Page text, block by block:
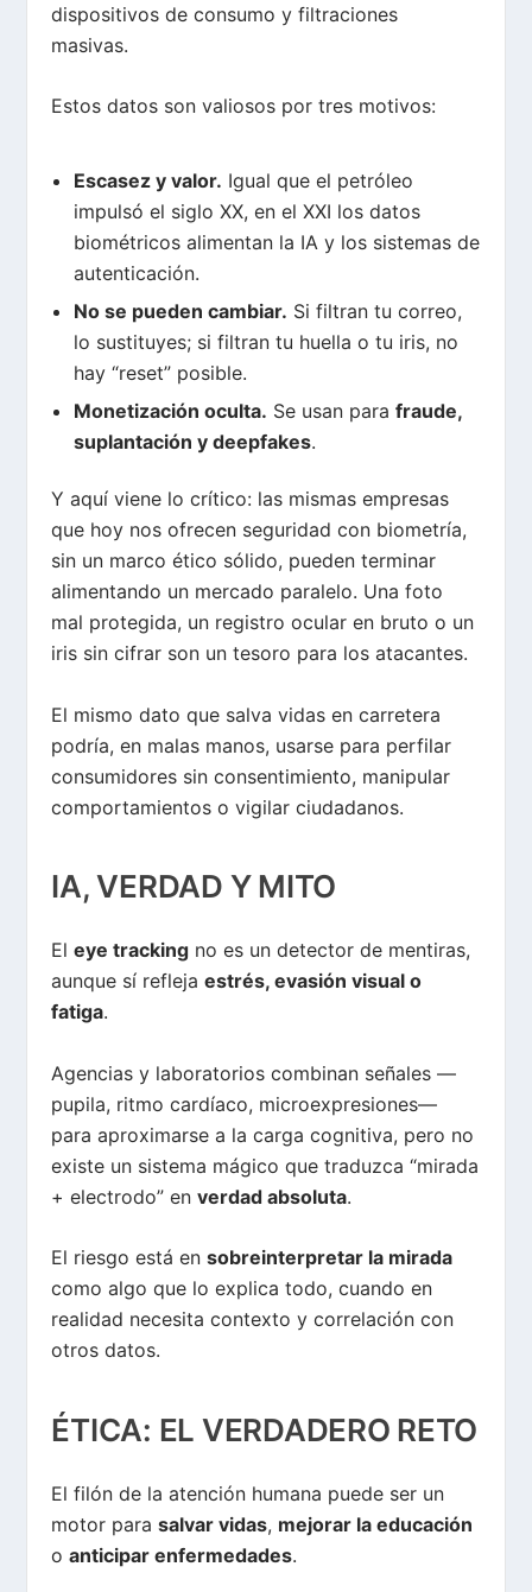
dispositivos de consumo y filtraciones
masivas.
Estos datos son valiosos por tres motivos:
Escasez y valor. Igual que el petróleo
impulsó el siglo XX, en el XXI los datos
biométricos alimentan la IA y los sistemas de
autenticación.
No se pueden cambiar. Si filtran tu correo,
lo sustituyes; si filtran tu huella o tu iris, no
hay “reset” posible.
Monetización oculta. Se usan para fraude,
suplantación y deepfakes.
Y aquí viene lo crítico: las mismas empresas
que hoy nos ofrecen seguridad con biometría,
sin un marco ético sólido, pueden terminar
alimentando un mercado paralelo. Una foto
mal protegida, un registro ocular en bruto o un
iris sin cifrar son un tesoro para los atacantes.
El mismo dato que salva vidas en carretera
podría, en malas manos, usarse para perfilar
consumidores sin consentimiento, manipular
comportamientos o vigilar ciudadanos.
IA, VERDAD Y MITO
Eleye tracking no es un detector de mentiras,
aunque sí reflejaestrés, evasión visual o
fatiga.
Agencias y laboratorios combinan señales —
pupila, ritmo cardíaco, microexpresiones—
para aproximarse a la carga cognitiva, pero no
existe un sistema mágico que traduzca “mirada
+ electrodo” enverdad absoluta.
El riesgo está ensobreinterpretar la mirada
como algo que lo explica todo, cuando en
realidad necesita contexto y correlación con
otros datos.
ÉTICA: EL VERDADERO RETO
El filón de la atención humana puede ser un
motor parasalvar vidas, mejorar la educación
oanticipar enfermedades.